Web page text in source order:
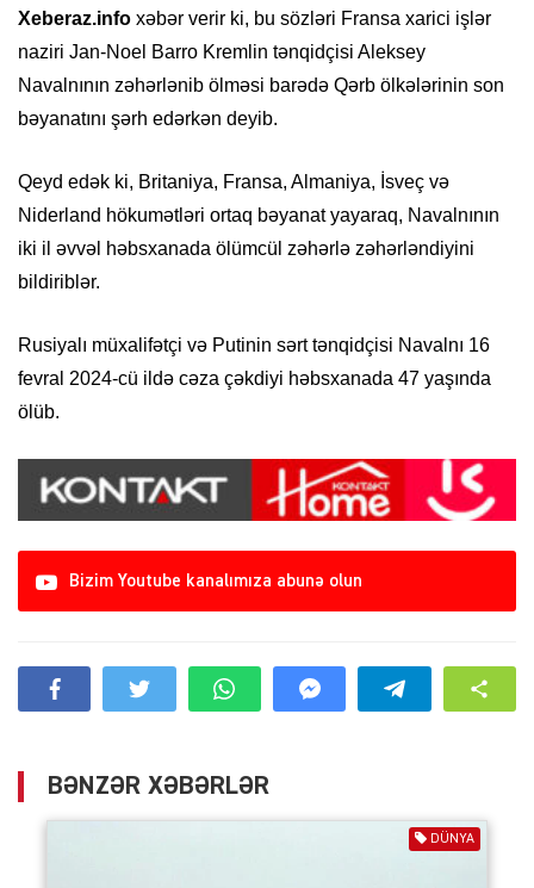
Xeberaz.info xəbər verir ki, bu sözləri Fransa xarici işlər
naziri Jan-Noel Barro Kremlin tənqidçisi Aleksey
Navalnının zəhərlənib ölməsi barədə Qərb ölkələrinin son
bəyanatını şərh edərkən deyib.
Qeyd edək ki, Britaniya, Fransa, Almaniya, İsveç və
Niderland hökumətləri ortaq bəyanat yayaraq, Navalnının
iki il əvvəl həbsxanada ölümcül zəhərlə zəhərləndiyini
bildiriblər.
Rusiyalı müxalifətçi və Putinin sərt tənqidçisi Navalnı 16
fevral 2024-cü ildə cəza çəkdiyi həbsxanada 47 yaşında
ölüb.
Bizim Youtube kanalımıza abunə olun
BƏNZƏR XƏBƏRLƏR
DÜNYA